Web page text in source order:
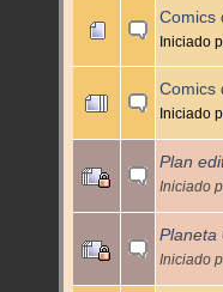
Comics
Iniciado
Comics
Iniciado
Plan
Iniciado
Planeta
Iniciado